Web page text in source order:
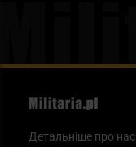
Детальніше про нас